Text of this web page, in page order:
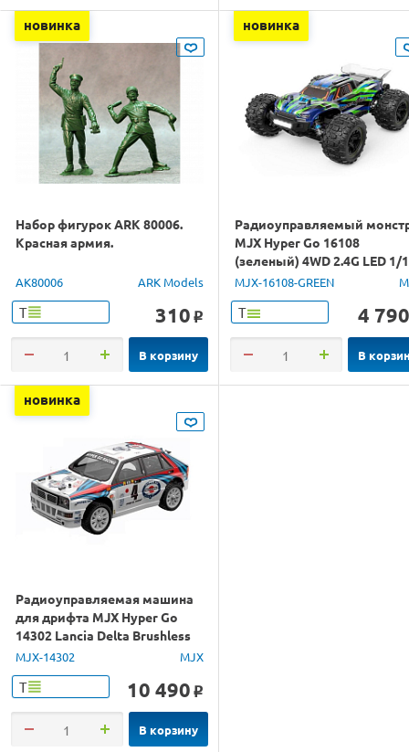
новинка
Набор фигурок ARK 80006.
Красная армия.
AK80006 ARK Models
Т 310 o
В корзину
новинка
Радиоуправляемый
MJX Hyper Go 16108
(зеленый) 4WD 2.4G LED 1/
RTR
MJX-16108-GREEN
Т 4 790
В
новинка
Радиоуправляемая машина
для дрифта MJX Hyper Go
14302 Lancia Delta Brushless
4WD 2.4G LED 1/14 RTR
MJX-14302 MJX
Т 10 490 o
В корзину